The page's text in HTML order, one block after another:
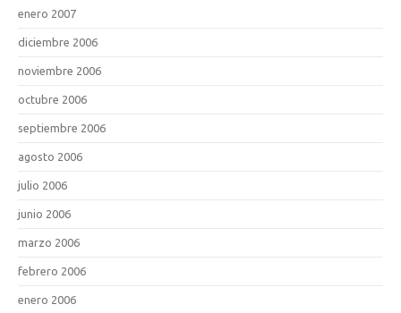
enero 2007
diciembre 2006
noviembre 2006
octubre 2006
septiembre 2006
agosto 2006
julio 2006
junio 2006
marzo 2006
febrero 2006
enero 2006